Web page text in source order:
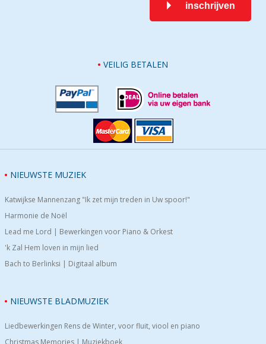
inschrijven
VEILIG BETALEN
NIEUWSTE MUZIEK
Katwijkse Mannenzang "Ik zet mijn treden in Uw spoor!"
Harmonie de Noël
Lead me Lord | Bewerkingen voor Piano & Orkest
'k Zal Hem loven in mijn lied
Bach to Berlinksi | Digitaal album
NIEUWSTE BLADMUZIEK
Liedbewerkingen Rens de Winter, voor fluit, viool en piano
Christmas Memories | Muziekboek